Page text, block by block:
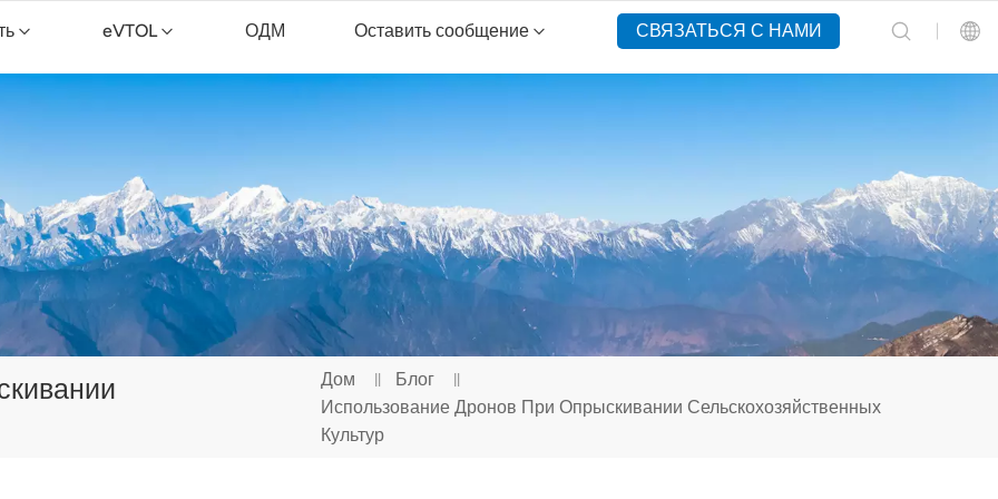
eVTOL ОДМ Оставить сообщение СВЯЗАТЬСЯ С НАМИ
Русский
Português(Portugal)
Português(Brasil)
Дом
Блог
Использование Дронов При Опрыскивании Сельскохозяйственных
Культур